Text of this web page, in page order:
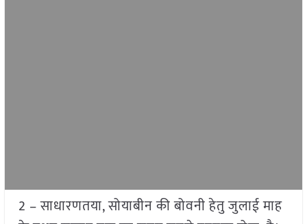
2 – साधारणतया, सोयाबीन की बोवनी हेतु जुलाई माह